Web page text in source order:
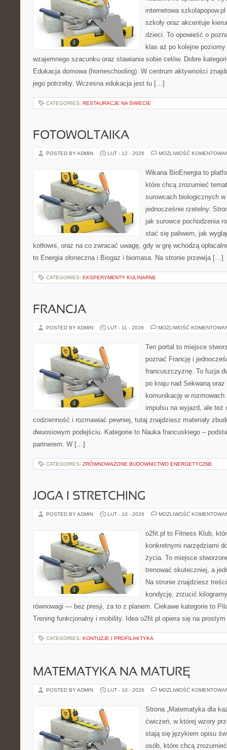
internetowa
szkoły oraz akcentuje
dzieci. To opowieść o
klas aż po kolejne
wzajemnego szacunku oraz stawiania sobie celów. Dobre
Edukacja domowa (homeschooling). W centrum aktywności
jego potrzeby. Wczesna edukacja jest tu […]
CATEGORIES: RESTAURACJE NA ŚWIECIE
FOTOWOLTAIKA
POSTED BY ADMIN LUT - 12 - 2026 MOŻLIWOŚĆ
Wikana BioEnergia to
które chcą zrozumieć
surowcach biologicznych
jednocześnie rzetelny.
jak surowce pochodzenia
stać się paliwem, jak
kotłowni, oraz na co zwracać uwagę, gdy w grę wchodzą
to Energia słoneczna i Biogaz i biomasa. Na stronie przewija […]
CATEGORIES: EKSPERYMENTY KULINARNE
FRANCJA
POSTED BY ADMIN LUT - 11 - 2026 MOŻLIWOŚĆ
Ten portal to miejsce
poznać Francję i
francuszczyznę. To fuzja
po kraju nad Sekwaną
komunikację w
impulsu na wyjazd, ale
codzienność i rozmawiać pewniej, tutaj znajdziesz materiały
dwuosiowym podejściu. Kategorie to Nauka francuskiego –
partnerem. W […]
CATEGORIES: ZRÓWNOWAŻONE BUDOWNICTWO ENERGETYCZNE
JOGA I STRETCHING
POSTED BY ADMIN LUT - 10 - 2026 MOŻLIWOŚĆ
o2fit.pl to Fitness Klub,
konkretnymi narzędziami
życia. To miejsce
trenować skuteczniej, a
Na stronie znajdziesz
kondycję, zrzucić
równowagi — bez presji, za to z planem. Ciekawe kategorie to
Trening funkcjonalny i mobility. Idea o2fit.pl opiera się na
CATEGORIES: KONTUZJE I PROFILAKTYKA
MATEMATYKA NA MATURĘ
POSTED BY ADMIN LUT - 10 - 2026 MOŻLIWOŚĆ
Strona „Matematyka dla
ćwiczeń, w której wzory
stają się językiem opisu
osób, które chcą